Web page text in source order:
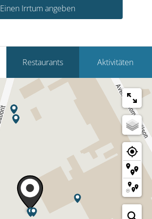
Einen Irrtum angeben
Restaurants Aktivitäten